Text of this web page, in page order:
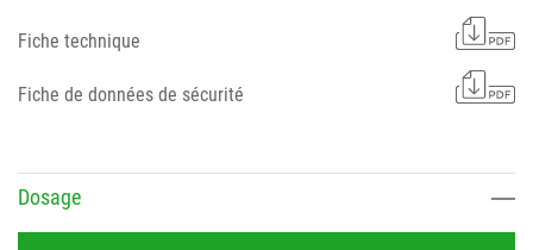
Fiche technique
Fiche de données de sécurité
Dosage